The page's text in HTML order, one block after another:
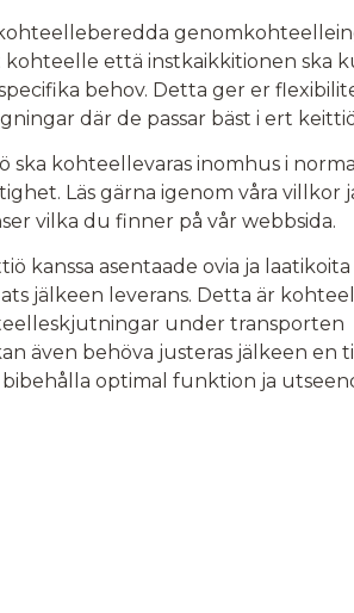
että instkaikkitionen ska
behov. Detta ger er
där de passar bäst i ert
kohteellevaras inomhus i normal
Läs gärna igenom våra villkor
vilka du finner på vår webbsida.
kanssa asentaade ovia ja laatikoita
jälkeen leverans. Detta är
under transporten
även behöva justeras jälkeen en
optimal funktion ja